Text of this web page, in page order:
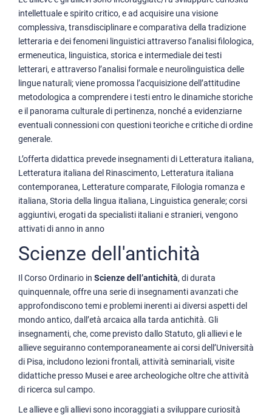
intellettuale e spirito critico, e ad acquisire una visione
complessiva, transdisciplinare e comparativa della tradizione
letteraria e dei fenomeni linguistici attraverso l’analisi filologica,
ermeneutica, linguistica, storica e intermediale dei testi
letterari, e attraverso l’analisi formale e neurolinguistica delle
lingue naturali; viene promossa l’acquisizione dell’attitudine
metodologica a comprendere i testi entro le dinamiche storiche
e il panorama culturale di pertinenza, nonché a evidenziarne
eventuali connessioni con questioni teoriche e critiche di ordine
generale.
L’offerta didattica prevede insegnamenti di Letteratura italiana,
Letteratura italiana del Rinascimento, Letteratura italiana
contemporanea, Letterature comparate, Filologia romanza e
italiana, Storia della lingua italiana, Linguistica generale; corsi
aggiuntivi, erogati da specialisti italiani e stranieri, vengono
attivati di anno in anno
Scienze dell'antichità
Il Corso Ordinario in Scienze dell’antichità, di durata
quinquennale, offre una serie di insegnamenti avanzati che
approfondiscono temi e problemi inerenti ai diversi aspetti del
mondo antico, dall’età arcaica alla tarda antichità. Gli
insegnamenti, che, come previsto dallo Statuto, gli allievi e le
allieve seguiranno contemporaneamente ai corsi dell’Università
di Pisa, includono lezioni frontali, attività seminariali, visite
didattiche presso Musei e aree archeologiche oltre che attività
di ricerca sul campo.
Le allieve e gli allievi sono incoraggiati a sviluppare curiosità